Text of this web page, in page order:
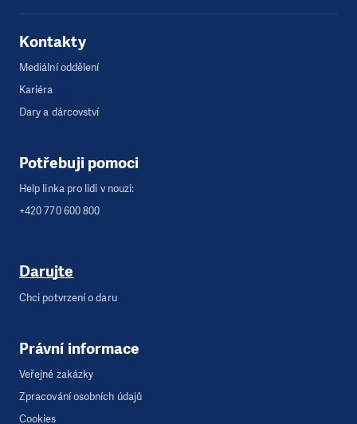
Kontakty
Mediální oddělení
Kariéra
Dary a dárcovství
Potřebuji pomoci
Help linka pro lidi v nouzi:
+420 770 600 800
Darujte
Chci potvrzení o daru
Právní informace
Veřejné zakázky
Zpracování osobních údajů
Cookies